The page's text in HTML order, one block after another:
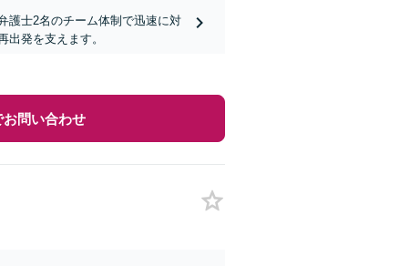
護士2名のチーム体制で迅速に対
発を支えます。
お問い合わせ